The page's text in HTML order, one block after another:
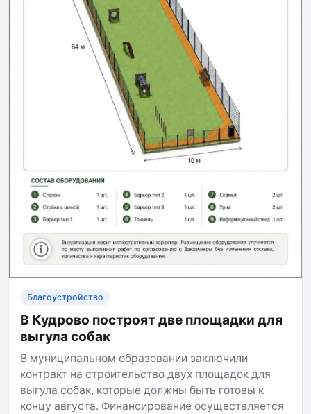
Благоустройство
В Кудрово построят две площадки для
выгула собак
В муниципальном образовании заключили
контракт на строительство двух площадок для
выгула собак, которые должны быть готовы к
концу августа. Финансирование осуществляется